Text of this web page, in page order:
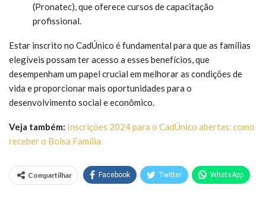
(Pronatec), que oferece cursos de capacitação
profissional.
Estar inscrito no CadÚnico é fundamental para que as famílias
elegíveis possam ter acesso a esses benefícios, que
desempenham um papel crucial em melhorar as condições de
vida e proporcionar mais oportunidades para o
desenvolvimento social e econômico.
Veja também: Inscrições 2024 para o CadÚnico abertas: como
receber o Bolsa Família
Compartilhar Facebook Twitter WhatsApp